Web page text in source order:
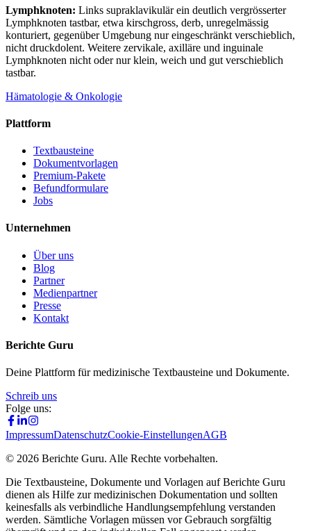
Lymphknoten: Links supraklavikulär ein deutlich vergrösserter
Lymphknoten tastbar, etwa kirschgross, derb, unregelmässig
konturiert, gegenüber Umgebung nur eingeschränkt verschieblich,
nicht druckdolent. Weitere zervikale, axilläre und inguinale
Lymphknoten nicht oder nur klein, weich und gut verschieblich
tastbar.
Hämatologie & Onkologie
Plattform
Textbausteine
Dokumentvorlagen
Premium-Pakete
Befundformulare
Jobs
Unternehmen
Über uns
Blog
Partner
Medienpartner
Presse
Kontakt
Berichte Guru
Deine Plattform für medizinische Textbausteine und Dokumente.
Schreib uns
Folge uns:
ImpressumDatenschutzCookie-EinstellungenAGB
© 2026 Berichte Guru. Alle Rechte vorbehalten.
Die Textbausteine, Dokumente und Vorlagen auf Berichte Guru
dienen als Hilfe zur medizinischen Dokumentation und sollten
keinesfalls als verbindliche Handlungsempfehlung verstanden
werden. Sämtliche Vorlagen müssen vor Gebrauch sorgfältig